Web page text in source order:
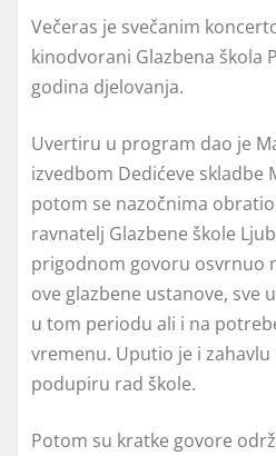
Večeras je svečanim
kinodvorani Glazbena škola
godina djelovanja.
Uvertiru u program dao je
izvedbom Dedićeve skladbe
potom se nazočnima
ravnatelj Glazbene škole
prigodnom govoru osvrnuo
ove glazbene ustanove, sve
u tom periodu ali i na
vremenu. Uputio je i
podupiru rad škole.
Potom su kratke govore